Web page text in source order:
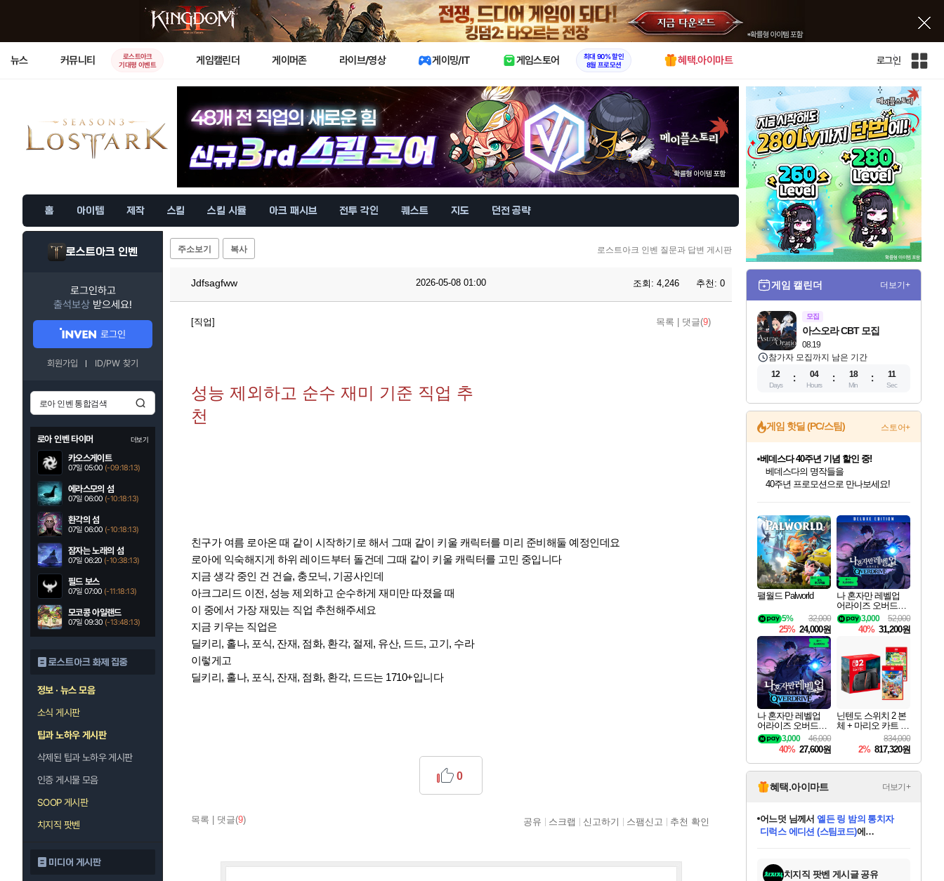
X
뉴스 커뮤니티
로스트아크
기대평 이벤트
게임캘린더 게이머존 라이브/영상 게이밍/IT 게임스토어
최대 90% 할인
8월 프로모션
혜택.아이마트 로그인
인
전
체
사
이
홈 아이템 제작 스킬 스킬 시뮬 아크 패시브 전투 각인 퀘스트 지도 던전 공략
로스트아크 인벤
로그인하고
출석보상 받으세요!
로그인
회원가입 ID/PW 찾기
로아 인벤 타이머 더보기
카오스게이트
07일 05:00 (-09:18:11)
에라스모의 섬
07일 06:00 (-10:18:11)
환각의 섬
07일 06:00 (-10:18:11)
잠자는 노래의 섬
07일 06:20 (-10:38:11)
필드 보스
07일 07:00 (-11:18:11)
모코콩 아일랜드
07일 09:30 (-13:48:11)
로스트아크 화제 집중
정보 · 뉴스 모음
소식 게시판
팁과 노하우 게시판
삭제된 팁과 노하우 게시판
인증 게시물 모음
SOOP 게시판
치지직 팟벤
미디어 게시판
주소보기 복사 로스트아크 인벤 질문과 답변 게시판
Jdfsagfww 2026-05-08 01:00 조회: 4,246 추천: 0
[직업] 목록 댓글(9)
성능 제외하고 순수 재미 기준 직업 추
천
친구가 여름 로아온 때 같이 시작하기로 해서 그때 같이 키울 캐릭터를 미리 준비해둘 예정인데요
로아에 익숙해지게 하위 레이드부터 돌건데 그때 같이 키울 캐릭터를 고민 중입니다
지금 생각 중인 건 건슬, 충모닉, 기공사인데
아크그리드 이전, 성능 제외하고 순수하게 재미만 따졌을 때
이 중에서 가장 재밌는 직업 추천해주세요
지금 키우는 직업은
딜키리, 홀나, 포식, 잔재, 점화, 환각, 절제, 유산, 드드, 고기, 수라
이렇게고
딜키리, 홀나, 포식, 잔재, 점화, 환각, 드드는 1710+입니다
목록 댓글(9)
0
공유 스크랩 신고하기 스팸신고 추천 확인
게임 캘린더 더보기+
모집
08.19
아스오라 CBT 모집
참가자 모집까지 남은 기간
12
Days
04
Hours
18
Min
10
Sec
게임 핫딜 (PC/스팀) 스토어+
최대 90% 할인가를 만나보세요!
네이버혜택과 함께 만나보세요!
50%할인&추가 적립까지!
이니&베니 혜택까지!
네이버 혜택가와 함께 예약하세요!
할인&네이버혜택으로 만나보세요!
네이버페이 혜택과 만나보세요!
베데스다의 명작들을
40주년 프로모션으로 만나보세요!
네이버 포인트 혜택까지!
할인가에 만나보세요!
일부 에디션 상시 할인!
혜택으로 예약 판매 중
편안하게 충전하세요
팰월드 Palworld
32,000
5%
25% 24,000원
나 혼자만 레벨업
어라이즈 오버드라
이브 디럭스 에디션
Solo Leveling Arise
Overdrive Deluxe Edi
52,000
3,000
40% 31,200원
나 혼자만 레벨업
어라이즈 오버드라
이브 Solo Leveling A
rise
46,000
3,000
40% 27,600원
닌텐도 스위치 2 본
체 + 마리오 카트 월
드 + 포켓몬 포코피
아 번들
834,000
2% 817,320원
혜택.아이마트 더보기+
당첨되셨습니다.
당첨되셨습니다.
어느덧 님께서엘든 링 밤의 통치자
디럭스 에디션 (스팀코드)에
당첨되셨습니다.
에디션 (스팀코드)를 교환.
당첨되셨습니다.
당첨되셨습니다.
당첨되셨습니다.
당첨되셨습니다.
치지직 팟벤 게시글 공유